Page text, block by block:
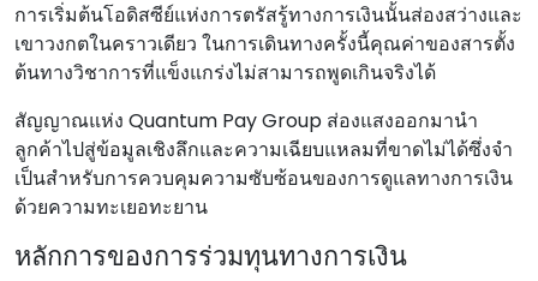
การเริ่มต้นโอดิสซีย์แห่งการตรัสรู้ทางการเงินนั้นส่องสว่างและ
เขาวงกตในคราวเดียว ในการเดินทางครั้งนี้คุณค่าของสารตั้ง
ต้นทางวิชาการที่แข็งแกร่งไม่สามารถพูดเกินจริงได้
สัญญาณแห่ง Quantum Pay Group ส่องแสงออกมานํา
ลูกค้าไปสู่ข้อมูลเชิงลึกและความเฉียบแหลมที่ขาดไม่ได้ซึ่งจํา
เป็นสําหรับการควบคุมความซับซ้อนของการดูแลทางการเงิน
ด้วยความทะเยอทะยาน
หลักการของการร่วมทุนทางการเงิน